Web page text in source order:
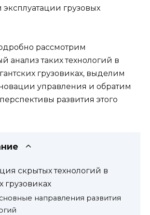
грузовых
рассмотрим
анализ таких технологий в
грузовиках, выделим
управления и обратим
развития этого
скрытых технологий в
грузовиках
направления развития